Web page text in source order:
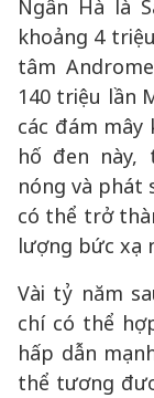
Ngân Hà là
khoảng 4
tâm
140 triệu lần
các đám
hố đen này,
nóng và phát
có thể trở
lượng bức xạ
Vài tỷ năm
chí có thể
hấp dẫn
thể tương